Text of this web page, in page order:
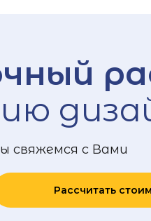
свяжемся с Вами
Рассчитать